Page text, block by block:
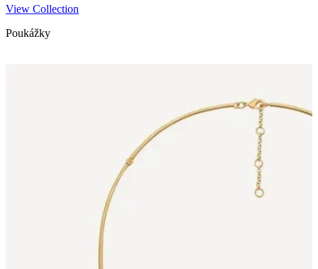
View Collection
Poukážky